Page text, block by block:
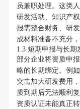
员兼职处理。这类
研发活动、知识产
报需整合财务、研
成材料准备不充分
1.3 短期申报与长期
部分企业将资质申
略的长期绑定。例
突击加大研发费用
质到期后无法顺利
资质认证未能真正